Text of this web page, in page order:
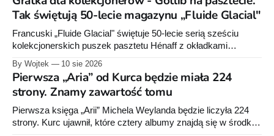
Tak świętują 50-lecie magazynu „Fluide Glacial"
Francuski „Fluide Glacial" świętuje 50-lecie serią sześciu
kolekcjonerskich puszek pasztetu Hénaff z okładkami
na spożywce goszczą raczej superbohaterowie DC i Marvela.
Batmana na pasztecie chyba jeszcze nie było.
By Wojtek 10 sie 2026
Pierwsza „Aria” od Kurca będzie miała 224
strony. Znamy zawartość tomu
Pierwsza księga „Arii” Michela Weylanda będzie liczyła 224
strony. Kurc ujawnił, które cztery albumy znajdą się w środku i